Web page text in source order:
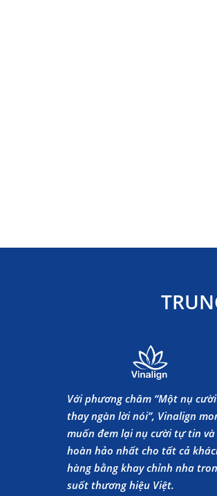
Với phương châm “Một nụ cười
thay ngàn lời nói”, Vinalign
muốn đem lại nụ cười tự tin và
hoàn hảo nhất cho tất cả
hàng bằng khay chỉnh nha
suốt thương hiệu Việt.